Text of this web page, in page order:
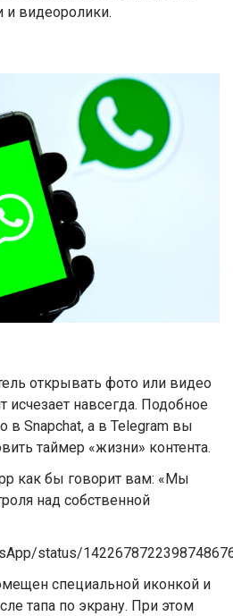
и видеоролики.
открывать фото или видео
исчезает навсегда. Подобное
в Snapchat, а в Telegram вы
таймер «жизни» контента.
как бы говорит вам: «Мы
над собственной
status/
специальной иконкой и
тапа по экрану. При этом